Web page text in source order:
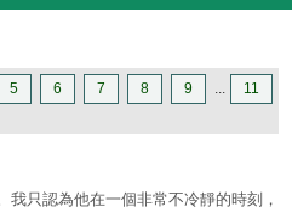
5 6 7 8 9 ... 11
只認為他在一個非常不冷靜的時刻，